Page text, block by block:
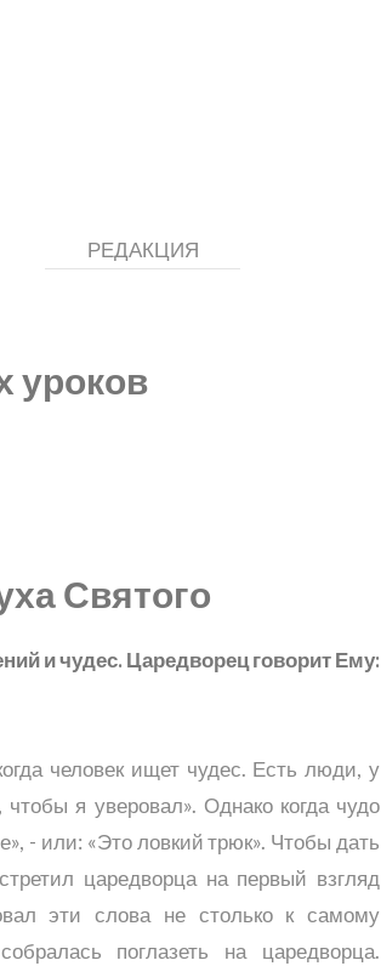
РЕДАКЦИЯ
уроков
Святого
и чудес. Царедворец говорит Ему:
человек ищет чудес. Есть люди, у
я уверовал». Однако когда чудо
- или: «Это ловкий трюк». Чтобы дать
царедворца на первый взгляд
эти слова не столько к самому
поглазеть на царедворца.